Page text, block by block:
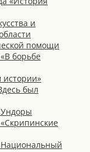
и
помощи
борьбе
истории»
был
Ундоры
Национальный